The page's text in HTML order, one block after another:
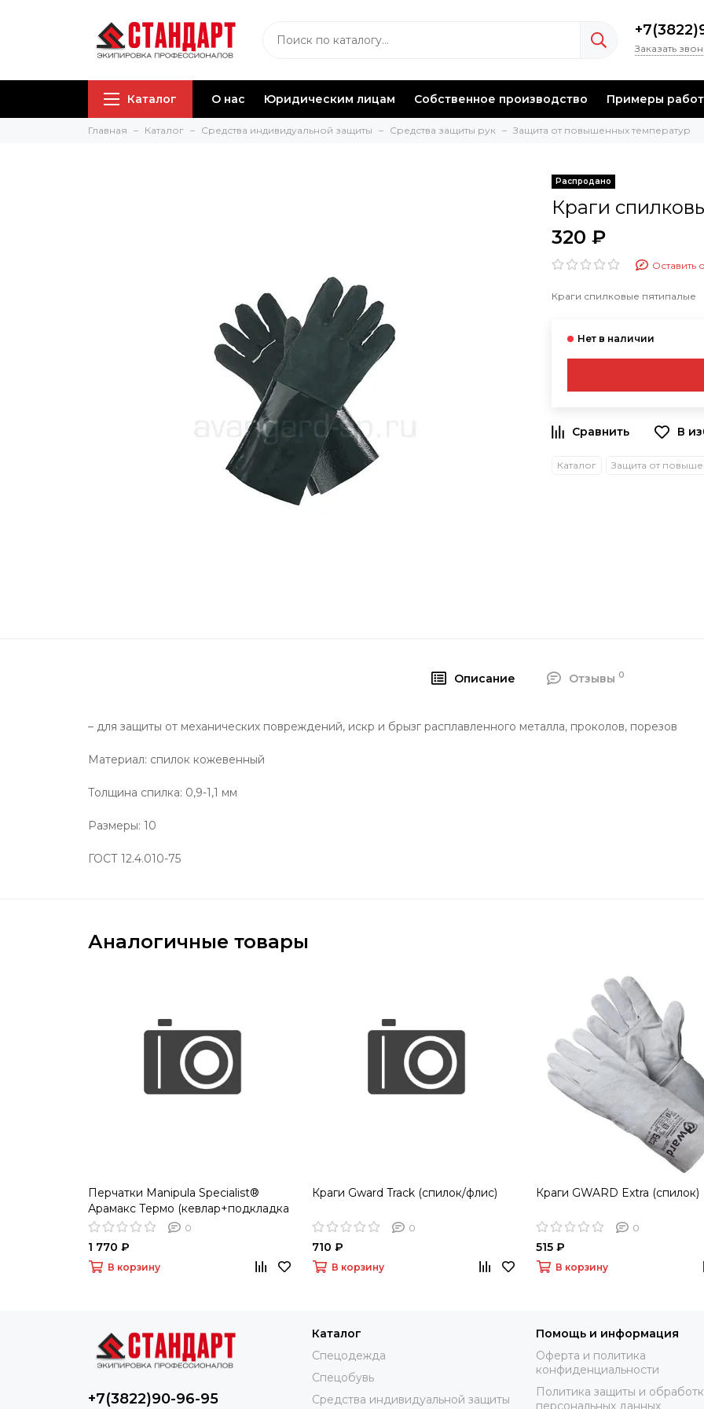
Заказать
Каталог О нас Юридическим лицам Собственное производство Примеры работ
Главная Каталог Средства индивидуальной защиты Средства защиты рук Защита от повышенных температур
Краги
320 ₽
Оставить
Краги спилковые пятипалые
В
Каталог
Описание Отзывы 0
– для защиты от механических повреждений, искр и брызг расплавленного металла, проколов, порезов
Материал: спилок кожевенный
Толщина спилка: 0,9-1,1 мм
Размеры: 10
ГОСТ 12.4.010-75
Аналогичные товары
Перчатки Manipula Specialist®
Арамакс Термо (кевлар+подкладка
хлопок), TG-602
0
1 770 ₽
В корзину
Краги Gward Track (спилок/флис)
0
710 ₽
В корзину
Краги GWARD Extra (спилок)
0
515 ₽
В корзину
+7(3822)90-96-95
Каталог
Спецодежда
Спецобувь
Средства индивидуальной защиты
Помощь и информация
Оферта и политика
конфиденциальности
Политика защиты и
персональных данных